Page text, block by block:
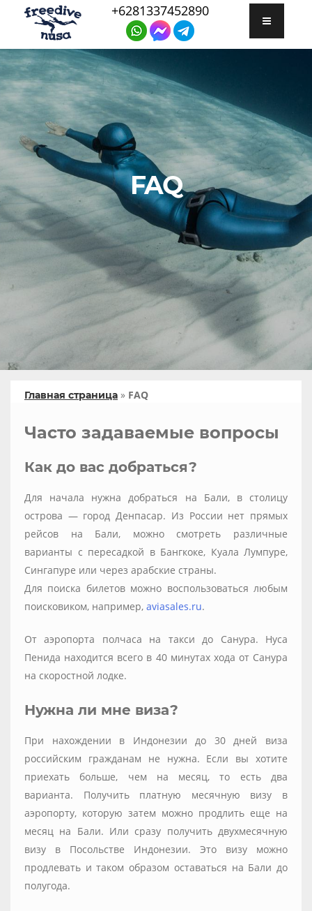
+6281337452890
FAQ
Главная страница » FAQ
Часто задаваемые вопросы
Как до вас добраться?
Для начала нужна добраться на Бали, в столицу
острова — город Денпасар. Из России нет прямых
рейсов на Бали, можно смотреть различные
варианты с пересадкой в Бангкоке, Куала Лумпуре,
Сингапуре или через арабские страны.
Для поиска билетов можно воспользоваться любым
поисковиком, например, aviasales.ru.
От аэропорта полчаса на такси до Санура. Нуса
Пенида находится всего в 40 минутах хода от Санура
на скоростной лодке.
Нужна ли мне виза?
При нахождении в Индонезии до 30 дней виза
российским гражданам не нужна. Если вы хотите
приехать больше, чем на месяц, то есть два
варианта. Получить платную месячную визу в
аэропорту, которую затем можно продлить еще на
месяц на Бали. Или сразу получить двухмесячную
визу в Посольстве Индонезии. Это визу можно
продлевать и таком образом оставаться на Бали до
полугода.